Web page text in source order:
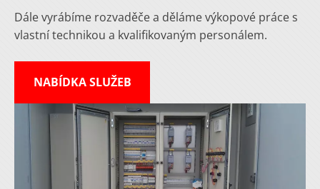
Dále vyrábíme rozvaděče a děláme výkopové práce s
vlastní technikou a kvalifikovaným personálem.
NABÍDKA SLUŽEB